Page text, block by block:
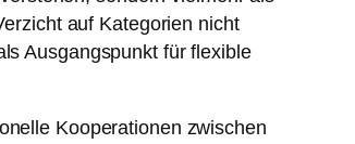
auf Kategorien nicht
Ausgangspunkt für flexible
Kooperationen zwischen